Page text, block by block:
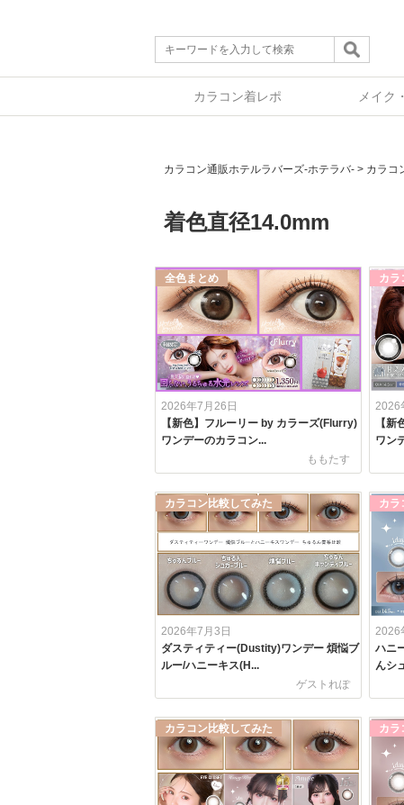
カラコン着レポ メイク
カラコン通販ホテルラバーズ-ホテラバ- > カラコ
着色直径14.0mm
全色まとめ
2026年7月26日
【新色】フルーリー by カラーズ(Flurry)
ワンデーのカラコン...
ももたす
カラ
2026
【
ワン
カラコン比較してみた
2026年7月3日
ダスティティー(Dustity)ワンデー 煩悩ブ
ルー/ハニーキス(H...
ゲストれぽ
カラ
2026
ハニ
んシ
カラコン比較してみた カラ